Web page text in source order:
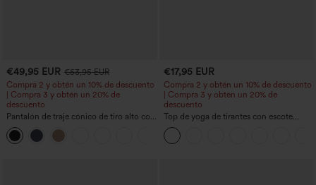
€49,95 EUR €53,95 EUR
Compra 2 y obtén un 10% de descuento
| Compra 3 y obtén un 20% de
descuento
Pantalón de traje cónico de tiro alto con
bolsillos
€17,95 EUR
Compra 2 y obtén un 10% de descuento
| Compra 3 y obtén un 20% de
descuento
Top de yoga de tirantes con escote
redondo, fruncido y tacto fresco -
UPF50+